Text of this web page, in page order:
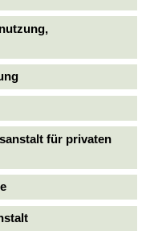
für privaten